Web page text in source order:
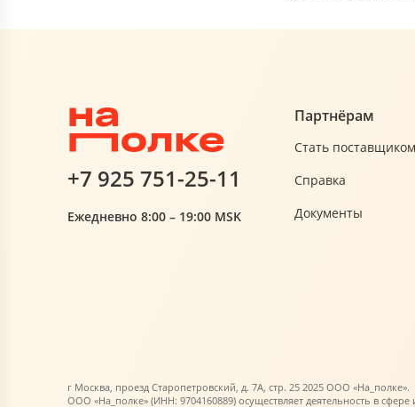
+7 925 751-25-11
Ежедневно 8:00 – 19:00 MSK
Партнёрам
Стать поставщиком
Справка
Документы
г Москва, проезд Старопетровский, д. 7А, стр. 25 2025 ООО «На_полке».
ООО «На_полке» (ИНН: 9704160889) осуществляет деятельность в